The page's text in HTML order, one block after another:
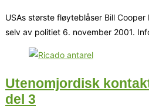
USAs største fløyteblåser Bill
selv av politiet 6. november 2001.
Utenomjordisk
del 3